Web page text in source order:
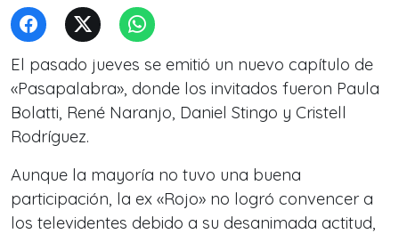
El pasado jueves se emitió un nuevo capítulo de
«Pasapalabra», donde los invitados fueron Paula
Bolatti, René Naranjo, Daniel Stingo y Cristell
Rodríguez.
Aunque la mayoría no tuvo una buena
participación, la ex «Rojo» no logró convencer a
los televidentes debido a su desanimada actitud,